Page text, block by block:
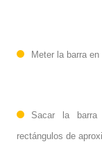
Meter la barra en
Sacar la barra
rectángulos de